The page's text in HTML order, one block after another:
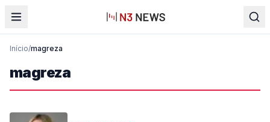
Início/magreza
magreza